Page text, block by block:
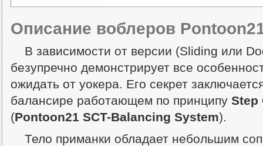
Описание воблеров
В зависимости от версии (Sliding или
безупречно демонстрирует все
ожидать от уокера. Его секрет
балансире работающем по принципу Step
(Pontoon21 SCT-Balancing System).
Тело приманки обладает небольшим